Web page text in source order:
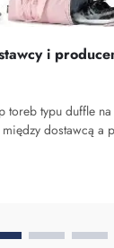
i
toreb typu duffle
dostawcą a
Saipulang Trading